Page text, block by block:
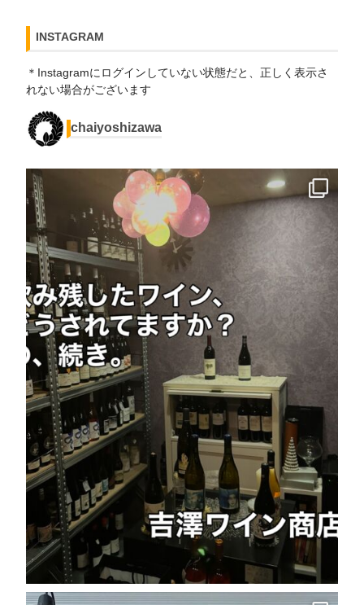
INSTAGRAM
＊Instagramにログインしていない状態だと、正しく表示さ
れない場合がございます
chaiyoshizawa